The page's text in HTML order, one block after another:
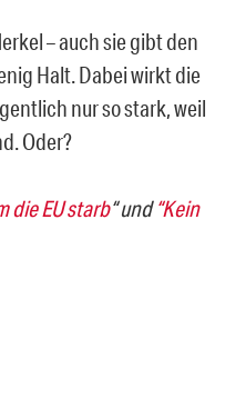
– auch sie gibt den
Halt. Dabei wirkt die
nur so stark, weil
Oder?
die EU starb“ und“Kein